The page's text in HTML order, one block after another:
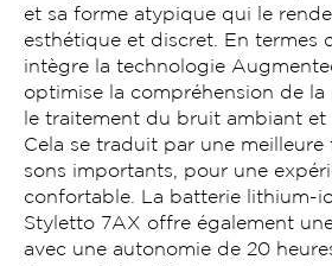
et sa forme atypique qui le
esthétique et discret. En termes
intègre la technologie
optimise la compréhension de la
le traitement du bruit ambiant et
Cela se traduit par une meilleure
sons importants, pour une
confortable. La batterie lithium-
Styletto 7AX offre également
avec une autonomie de 20